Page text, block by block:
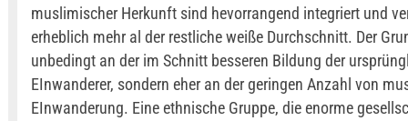
muslimischer Herkunft sind hevorrangend integriert und
erheblich mehr al der restliche weiße Durchschnitt. Der
unbedingt an der im Schnitt besseren Bildung der
EInwanderer, sondern eher an der geringen Anzahl von
EInwanderung. Eine ethnische Gruppe, die enorme